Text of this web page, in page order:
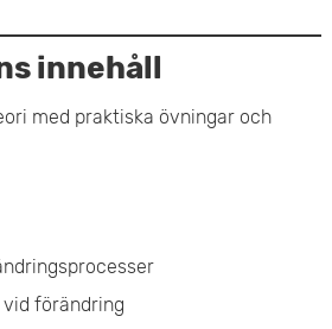
innehåll
med praktiska övningar och
förändring